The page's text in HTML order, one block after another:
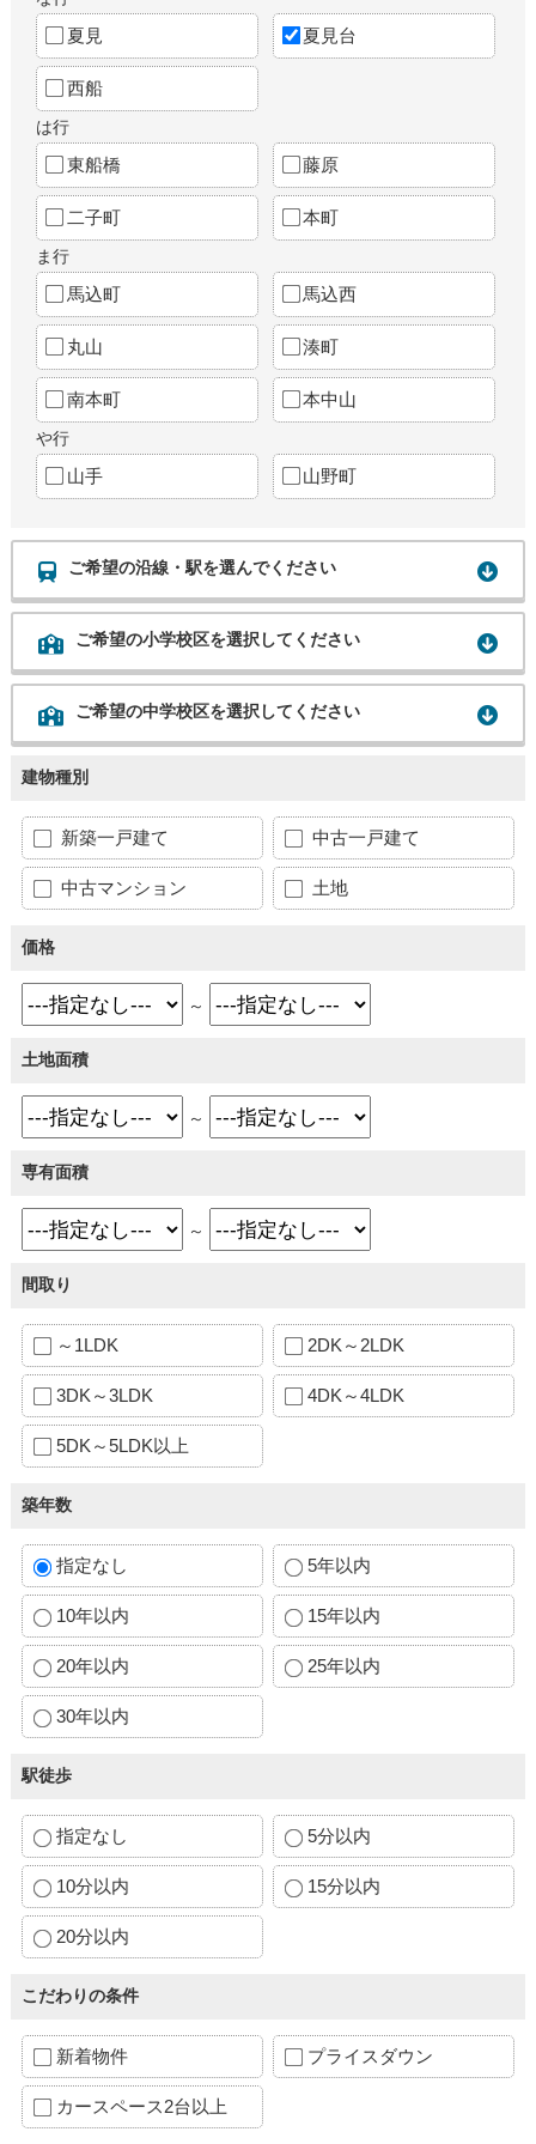
夏見 夏見台
西船
は行
東船橋 藤原
二子町 本町
ま行
馬込町 馬込西
丸山 湊町
南本町 本中山
や行
山手 山野町
ご希望の沿線・駅を選んでください
ご希望の小学校区を選択してください
ご希望の中学校区を選択してください
建物種別
新築一戸建て 中古一戸建て
中古マンション 土地
価格
～
土地面積
～
専有面積
～
間取り
～1LDK 2DK～2LDK
3DK～3LDK 4DK～4LDK
5DK～5LDK以上
築年数
指定なし 5年以内
10年以内 15年以内
20年以内 25年以内
30年以内
駅徒歩
指定なし 5分以内
10分以内 15分以内
20分以内
こだわりの条件
新着物件 プライスダウン
カースペース2台以上